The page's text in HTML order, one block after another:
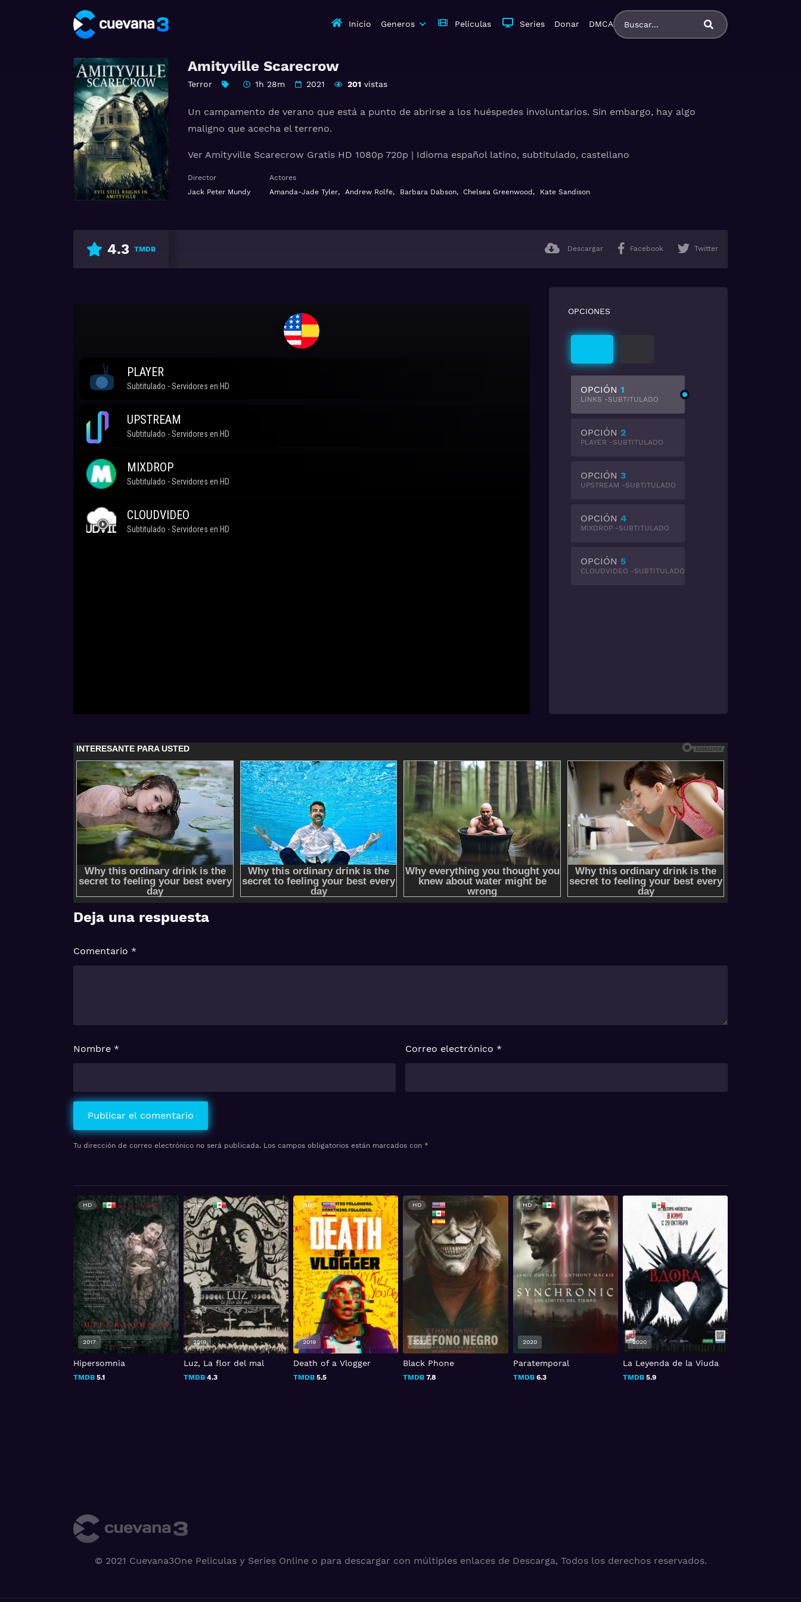
Inicio Generos Peliculas Series Donar DMCA
Amityville Scarecrow
Terror 1h 28m 2021 201vistas
Un campamento de verano que está a punto de abrirse a los huéspedes involuntarios. Sin embargo, hay algo
maligno que acecha el terreno.
Ver Amityville Scarecrow Gratis HD 1080p 720p | Idioma español latino, subtitulado, castellano
Director
Jack Peter Mundy
Actores
Amanda-Jade Tyler, Andrew Rolfe, Barbara Dabson, Chelsea Greenwood , Kate Sandison
4.3 TMDB Descargar Facebook Twitter
OPCIONES
OPCIÓN 1
LINKS -SUBTITULADO
OPCIÓN 2
PLAYER -SUBTITULADO
OPCIÓN 3
UPSTREAM -SUBTITULADO
OPCIÓN 4
MIXDROP -SUBTITULADO
OPCIÓN 5
CLOUDVIDEO -SUBTITULADO
Deja una respuesta
Tu dirección de correo electrónico no será publicada. Los campos obligatorios están marcados con *
Comentario *
Nombre * Correo electrónico *
Luz, La flor del mal
TMDB 4.3
HD
2019
Death of a Vlogger
TMDB5.5
HD
2019
Black Phone
TMDB 7.8
HD
2022
Paratemporal
TMDB 6.3
HD
2020
La Leyenda de la Viuda
TMDB5.9
HD
2020
Hipersomnia
TMDB 5.1
2017
© 2021 Cuevana3One Peliculas y Series Online o para descargar con múltiples enlaces de Descarga, Todos los derechos reservados.